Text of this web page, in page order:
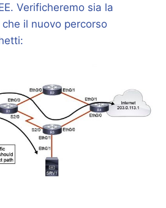
Verificheremo sia la
il nuovo percorso